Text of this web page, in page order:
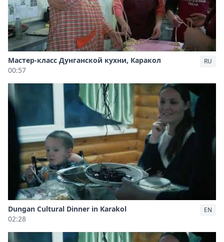
Мастер-класс Дунганской кухни, Каракол
00:57
RU
Dungan Cultural Dinner in Karakol
02:28
EN